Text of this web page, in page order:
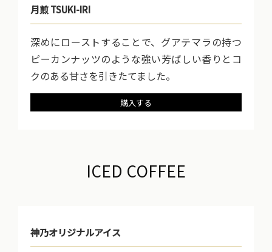
月煎 TSUKI-IRI
深めにローストすることで、グアテマラの持つ
ピーカンナッツのような強い芳ばしい香りとコ
クのある甘さを引きたてました。
購入する
ICED COFFEE
神乃オリジナルアイス